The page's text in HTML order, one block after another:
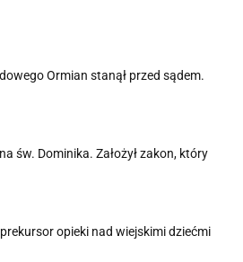
Ormian stanął przed sądem.
św. Dominika. Założył zakon, który
opieki nad wiejskimi dziećmi